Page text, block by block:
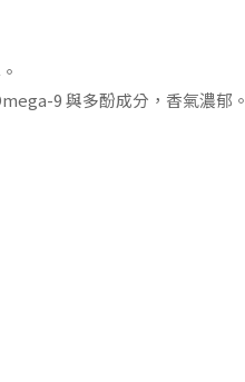
9 與多酚成分，香氣濃郁。